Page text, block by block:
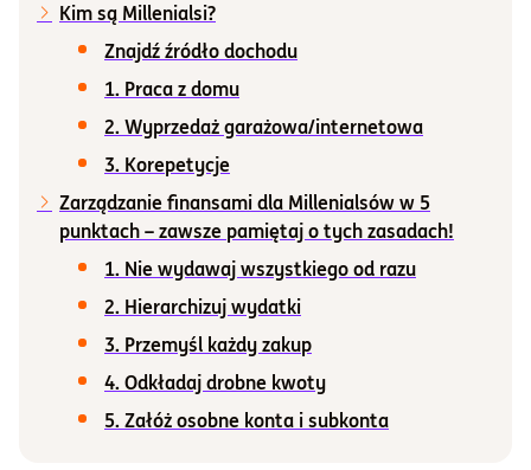
Centrum pomocy
Informacje i dokumenty
O nas
Otwórz konto
Zaloguj
Kim są Millenialsi?
Znajdź źródło dochodu
1. Praca z domu
2. Wyprzedaż garażowa/internetowa
3. Korepetycje
Zarządzanie finansami dla Millenialsów w 5
punktach – zawsze pamiętaj o tych zasadach!
1. Nie wydawaj wszystkiego od razu
2. Hierarchizuj wydatki
3. Przemyśl każdy zakup
4. Odkładaj drobne kwoty
5. Załóż osobne konta i subkonta